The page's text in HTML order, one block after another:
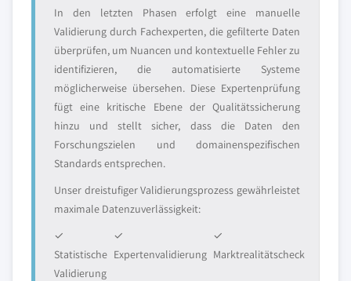
In den letzten Phasen erfolgt eine manuelle
Validierung durch Fachexperten, die gefilterte Daten
überprüfen, um Nuancen und kontextuelle Fehler zu
identifizieren, die automatisierte Systeme
möglicherweise übersehen. Diese Expertenprüfung
fügt eine kritische Ebene der Qualitätssicherung
hinzu und stellt sicher, dass die Daten den
Forschungszielen und domainenspezifischen
Standards entsprechen.
Unser dreistufiger Validierungsprozess gewährleistet
maximale Datenzuverlässigkeit:
✓
Statistische
Validierung
✓
Expertenvalidierung
✓
Marktrealitätscheck